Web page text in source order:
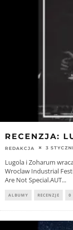
RECENZJA:
REDAKCJA 3
Lugola i Zoharum
Wroclaw Industrial
Are Not Special.AUT...
ALBUMY RECENZJE 0